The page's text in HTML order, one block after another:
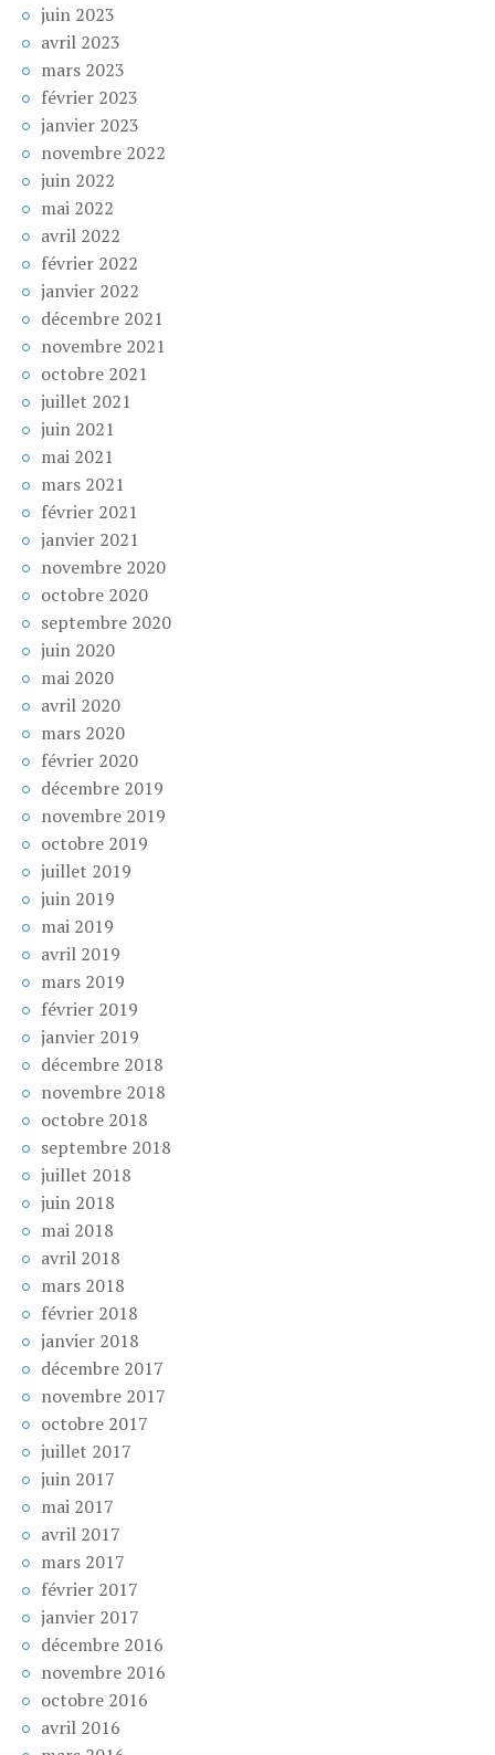
juin 2023
avril 2023
mars 2023
février 2023
janvier 2023
novembre 2022
juin 2022
mai 2022
avril 2022
février 2022
janvier 2022
décembre 2021
novembre 2021
octobre 2021
juillet 2021
juin 2021
mai 2021
mars 2021
février 2021
janvier 2021
novembre 2020
octobre 2020
septembre 2020
juin 2020
mai 2020
avril 2020
mars 2020
février 2020
décembre 2019
novembre 2019
octobre 2019
juillet 2019
juin 2019
mai 2019
avril 2019
mars 2019
février 2019
janvier 2019
décembre 2018
novembre 2018
octobre 2018
septembre 2018
juillet 2018
juin 2018
mai 2018
avril 2018
mars 2018
février 2018
janvier 2018
décembre 2017
novembre 2017
octobre 2017
juillet 2017
juin 2017
mai 2017
avril 2017
mars 2017
février 2017
janvier 2017
décembre 2016
novembre 2016
octobre 2016
avril 2016